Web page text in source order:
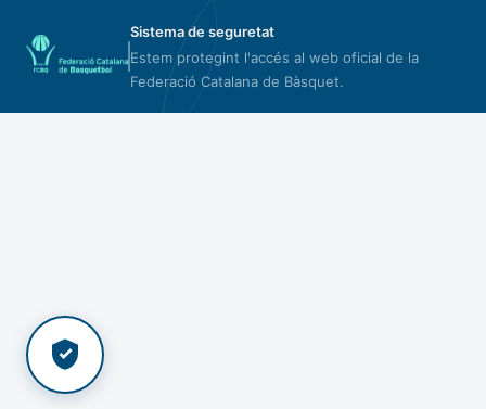
Sistema de seguretat
Estem protegint l'accés al web oficial de la
Federació Catalana de Bàsquet.